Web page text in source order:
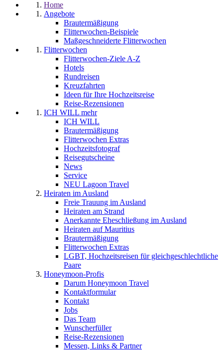
Home
Angebote
Brautermäßigung
Flitterwochen-Beispiele
Maßgeschneiderte Flitterwochen
Flitterwochen
Flitterwochen-Ziele A-Z
Hotels
Rundreisen
Kreuzfahrten
Ideen für Ihre Hochzeitsreise
Reise-Rezensionen
ICH WILL mehr
ICH WILL
Brautermäßigung
Flitterwochen Extras
Hochzeitsfotograf
Reisegutscheine
News
Service
NEU Lagoon Travel
Heiraten im Ausland
Freie Trauung im Ausland
Heiraten am Strand
Anerkannte Eheschließung im Ausland
Heiraten auf Mauritius
Brautermäßigung
Flitterwochen Extras
LGBT, Hochzeitsreisen für gleichgeschlechtliche
Paare
Honeymoon-Profis
Darum Honeymoon Travel
Kontaktformular
Kontakt
Jobs
Das Team
Wunscherfüller
Reise-Rezensionen
Messen, Links & Partner